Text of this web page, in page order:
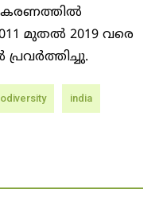
മുതൽ 2019 വരെ
india